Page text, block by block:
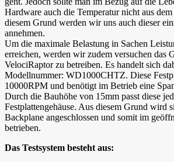
Hardware auch die Temperatur nicht aus
diesem Grund werden wir uns auch dieser
annehmen.
Um die maximale Belastung in Sachen
erreichen, werden wir zudem versuchen das
VelociRaptor zu betreiben. Es handelt sich
Modellnummer: WD1000CHTZ. Diese
10000RPM und benötigt im Betrieb eine
Durch die Bauhöhe von 15mm passt diese
Festplattengehäuse. Aus diesem Grund wird
Backplane angeschlossen und somit im
betrieben.
Das Testsystem besteht aus: